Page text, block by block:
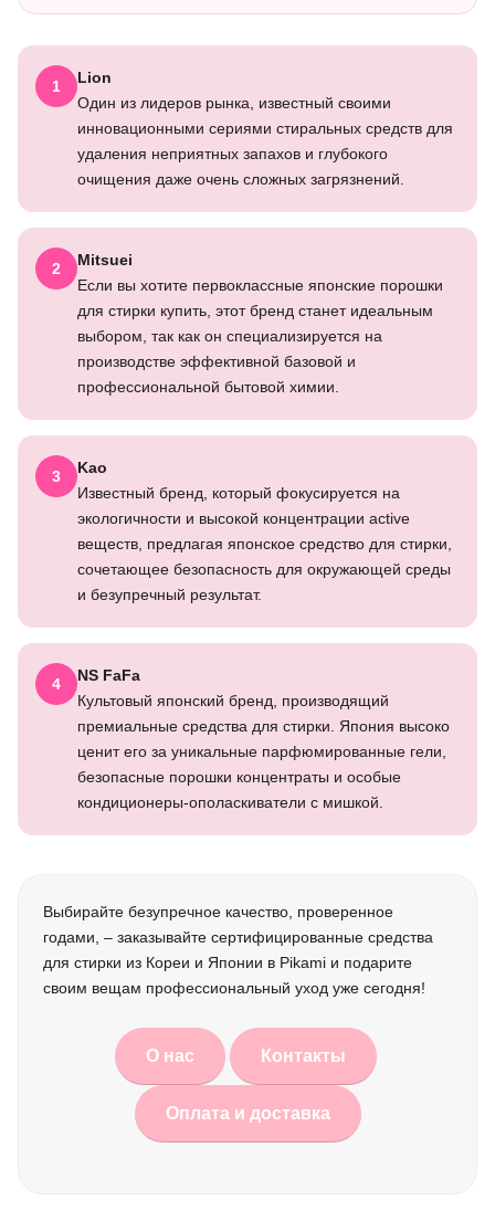
1
Lion
Один из лидеров рынка, известный своими
инновационными сериями стиральных средств для
удаления неприятных запахов и глубокого
очищения даже очень сложных загрязнений.
2
Mitsuei
Если вы хотите первоклассные японские порошки
для стирки купить, этот бренд станет идеальным
выбором, так как он специализируется на
производстве эффективной базовой и
профессиональной бытовой химии.
3
Kao
Известный бренд, который фокусируется на
экологичности и высокой концентрации active
веществ, предлагая японское средство для стирки,
сочетающее безопасность для окружающей среды
и безупречный результат.
4
NS FaFa
Культовый японский бренд, производящий
премиальные средства для стирки. Япония высоко
ценит его за уникальные парфюмированные гели,
безопасные порошки концентраты и особые
кондиционеры-ополаскиватели с мишкой.
Выбирайте безупречное качество, проверенное
годами, – заказывайте сертифицированные средства
для стирки из Кореи и Японии в Pikami и подарите
своим вещам профессиональный уход уже сегодня!
О нас Контакты
Оплата и доставка